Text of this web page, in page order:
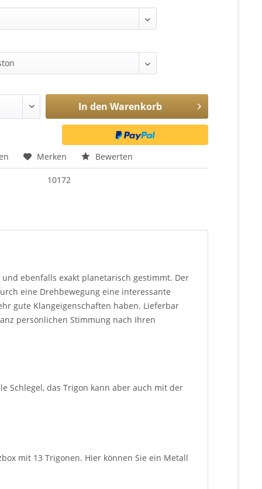
In den Warenkorb
Merken Bewerten
10172
ebenfalls exakt planetarisch gestimmt. Der
eine Drehbewegung eine interessante
gute Klangeigenschaften haben. Lieferbar
persönlichen Stimmung nach Ihren
Schlegel, das Trigon kann aber auch mit der
mit 13 Trigonen. Hier können Sie ein Metall